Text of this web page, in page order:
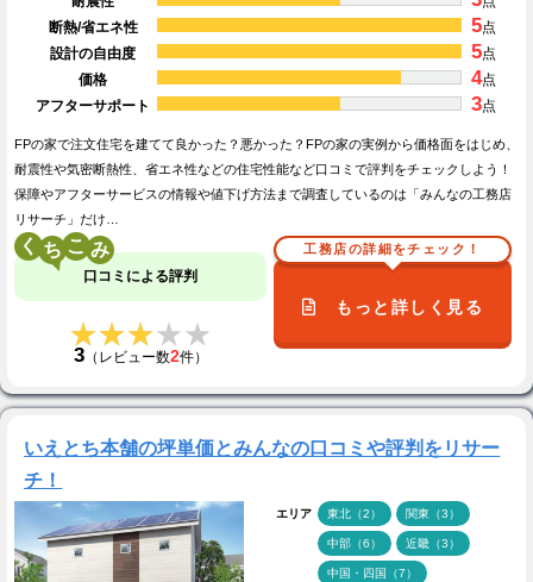
断熱/省エネ性
5点
設計の自由度
5点
価格
4点
アフターサポート
3点
FPの家で注文住宅を建てて良かった？悪かった？FPの家の実例から価格面をはじめ、
耐震性や気密断熱性、省エネ性などの住宅性能など口コミで評判をチェックしよう！
保障やアフターサービスの情報や値下げ方法まで調査しているのは「みんなの工務店
リサーチ」だけ…
く こ
口コミによる評判
★★★★★
★★★★★
3（レビュー数2件）
工務店の詳細をチェック！
もっと詳しく見る
いえとち本舗の坪単価とみんなの口コミや評判をリサー
チ！
エリア 東北（2） 関東（3）
中部（6） 近畿（3）
中国・四国（7）